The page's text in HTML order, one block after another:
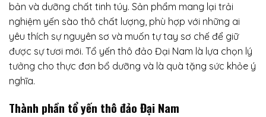
bản và dưỡng chất tinh túy. Sản phẩm mang lại trải
nghiệm yến sào thô chất lượng, phù hợp với những ai
yêu thích sự nguyên sơ và muốn tự tay sơ chế để giữ
được sự tươi mới. Tổ yến thô đảo Đại Nam là lựa chọn lý
tưởng cho thực đơn bổ dưỡng và là quà tặng sức khỏe ý
nghĩa.
Thành phần tổ yến thô đảo Đại Nam